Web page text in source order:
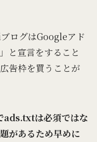
ログはGoogleアド
と宣言をすること
告枠を買うことが
ads.txtは必須ではな
があるため早めに